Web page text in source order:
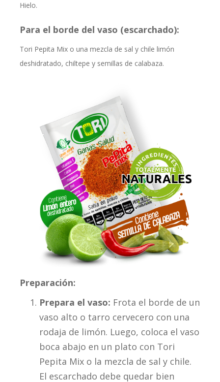
Hielo.
Para el borde del vaso (escarchado):
Tori Pepita Mix o una mezcla de sal y chile limón
deshidratado, chiltepe y semillas de calabaza.
Preparación:
Prepara el vaso: Frota el borde de un
vaso alto o tarro cervecero con una
rodaja de limón. Luego, coloca el vaso
boca abajo en un plato con Tori
Pepita Mix o la mezcla de sal y chile.
El escarchado debe quedar bien